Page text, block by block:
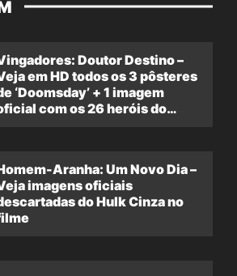
Doutor Destino –
em HD todos os 3 pôsteres
‘Doomsday’ + 1 imagem
com os 26 heróis do
Aranha: Um Novo Dia –
imagens oficiais
do Hulk Cinza no